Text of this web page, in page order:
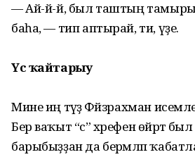
— Ай-й-й, был таштың тамыры
баһа, — тип аптырай, ти, үҙе.
Үс ҡайтарыу
Мине иң тәүҙә Фәйзрахман
Бер ваҡыт “с” хәрефен өй­рәтә был
барыбыҙҙан да берәмләп